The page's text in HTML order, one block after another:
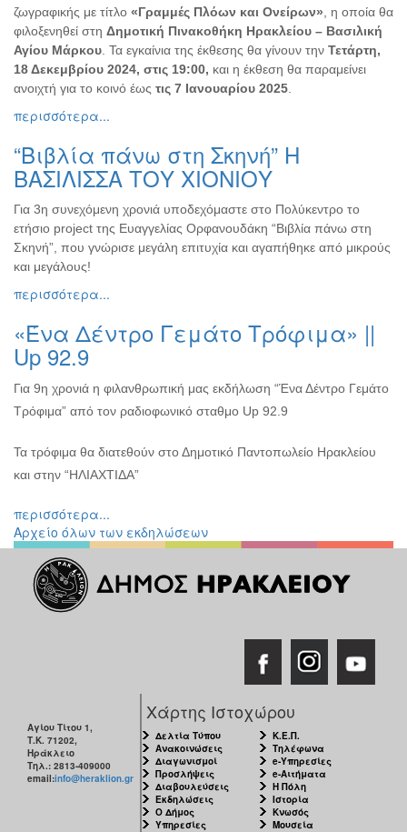
ζωγραφικής με τίτλο «Γραμμές Πλόων και Ονείρων» , η οποία θα
φιλοξενηθεί στη Δημοτική Πινακοθήκη Ηρακλείου – Βασιλική
Αγίου Μάρκου . Τα εγκαίνια της έκθεσης θα γίνουν την Τετάρτη,
18 Δεκεμβρίου 2024, στις 19:00, και η έκθεση θα παραμείνει
ανοιχτή για το κοινό έως τις 7 Ιανουαρίου 2025
περισσότερα...
“Βιβλία πάνω στη Σκηνή” Η
ΒΑΣΙΛΙΣΣΑ ΤΟΥ ΧΙΟΝΙΟΥ
Για 3η συνεχόμενη χρονιά υποδεχόμαστε στο Πολύκεντρο το
ετήσιο project της Ευαγγελίας Ορφανουδάκη “Βιβλία πάνω στη
Σκηνή”, που γνώρισε μεγάλη επιτυχία και αγαπήθηκε από μικρούς
και μεγάλους!
περισσότερα...
«Ένα Δέντρο Γεμάτο Τρόφιμα» ||
Up 92.9
Για 9η χρονιά η φιλανθρωπική μας εκδήλωση “Ένα Δέντρο Γεμάτο
Τρόφιμα” από τον ραδιοφωνικό σταθμο Up 92.9
Τα τρόφιμα θα διατεθούν στο Δημοτικό Παντοπωλείο Ηρακλείου
και στην “ΗΛΙΑΧΤΙΔΑ”
περισσότερα...
Αρχείο όλων των εκδηλώσεων
Αγίου Τίτου 1,
Τ.Κ. 71202,
Ηράκλειο
Τηλ.: 2813-409000
email:info@heraklion.gr
Χάρτης Ιστοχώρου
Δελτία Τύπου
Ανακοινώσεις
Διαγωνισμοί
Προσλήψεις
Διαβουλεύσεις
Εκδηλώσεις
Ο Δήμος
Υπηρεσίες
Κ.Ε.Π.
Τηλέφωνα
e-Υπηρεσίες
e-Αιτήματα
Η Πόλη
Ιστορία
Κνωσός
Μουσεία